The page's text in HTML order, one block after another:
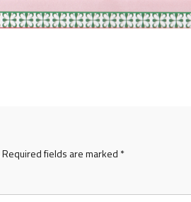
Required fields are marked *